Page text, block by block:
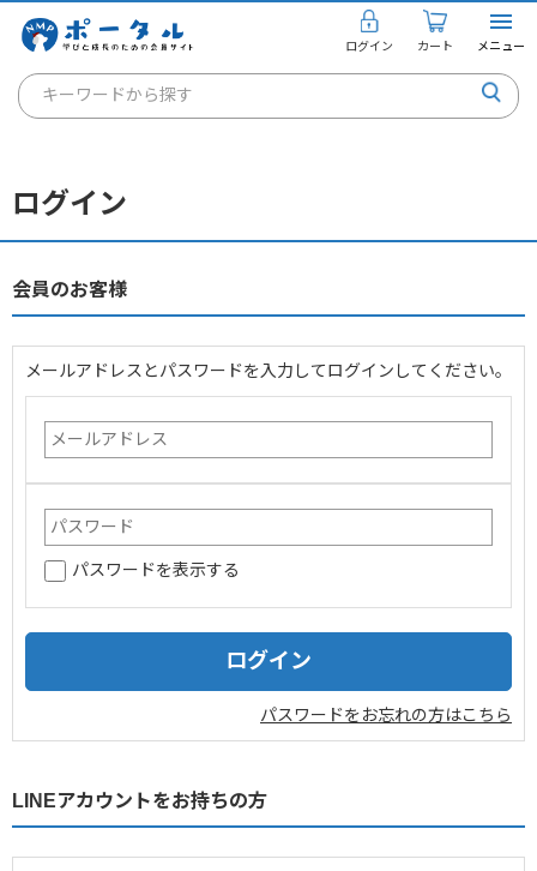
ログイン カート メニュー
キーワードから探す
通信講座
講座を探す
個人のお客様
法人のお客様
企業情報
採用情報
ログイン
会員のお客様
メールアドレスとパスワードを入力してログインしてください。
パスワードを表示する
パスワードをお忘れの方はこちら
LINEアカウントをお持ちの方